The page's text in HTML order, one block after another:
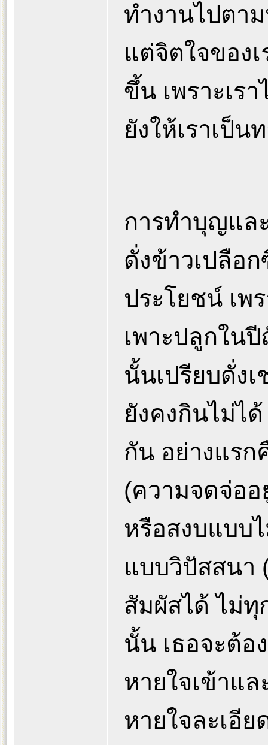
ทำงานไปตา
แต่จิตใจของ
ขึ้น เพราะเร
ยังให้เราเป็น
การทำบุญแล
ดั่งข้าวเปลือ
ประโยชน์ เพ
เพาะปลูกใน
นั้นเปรียบดั่ง
ยังคงกินไม่ไ
กัน อย่างแร
(ความจดจ่อ
หรือสงบแบบ
แบบวิปัสสนา
สัมผัสได้ ไม่ทุ
นั้น เธอจะต้อ
หายใจเข้าแ
หายใจละเอีย